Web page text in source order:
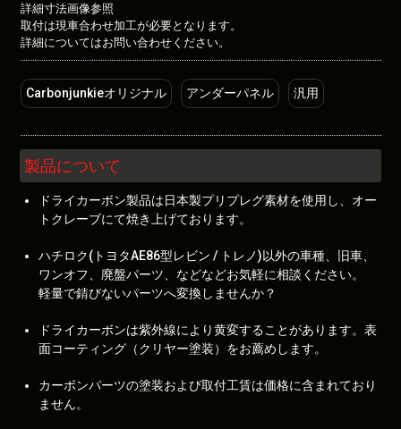
詳細寸法画像参照
取付は現車合わせ加工が必要となります。
詳細についてはお問い合わせください。
Carbonjunkieオリジナル アンダーパネル 汎用
製品について
ドライカーボン製品は日本製プリプレグ素材を使用し、オー
トクレーブにて焼き上げております。
ハチロク(トヨタAE86型レビン / トレノ)以外の車種、旧車、
ワンオフ、廃盤パーツ、などなどお気軽に相談ください。
軽量で錆びないパーツへ変換しませんか？
ドライカーボンは紫外線により黄変することがあります。表
面コーティング（クリヤー塗装）をお薦めします。
カーボンパーツの塗装および取付工賃は価格に含まれており
ません。